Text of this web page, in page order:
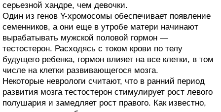
серьезной хандре, чем девочки.
Один из генов Y-хромосомы обеспечивает появление
семенников, а они еще в утробе матери начинают
вырабатывать мужской половой гормон —
тестостерон. Расходясь с током крови по телу
будущего ребенка, гормон влияет на все клетки, в том
числе на клетки развивающегося мозга.
Некоторые неврологи считают, что в ранний период
развития мозга тестостерон стимулирует рост левого
полушария и замедляет рост правого. Как известно,